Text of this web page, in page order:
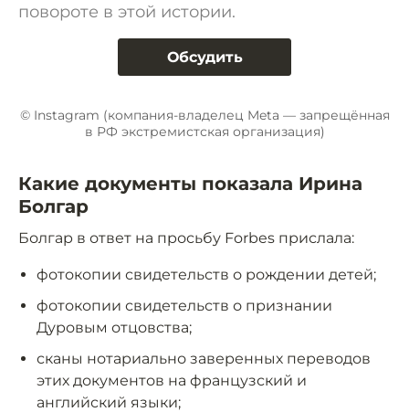
повороте в этой истории.
Обсудить
© Instagram (компания-владелец Meta — запрещённая
в РФ экстремистская организация)
Какие документы показала Ирина
Болгар
Болгар в ответ на просьбу Forbes прислала:
фотокопии свидетельств о рождении детей;
фотокопии свидетельств о признании
Дуровым отцовства;
сканы нотариально заверенных переводов
этих документов на французский и
английский языки;